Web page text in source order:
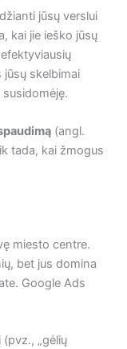
jūsų verslui
kai jie ieško jūsų
skelbimai
(angl.
tada, kai žmogus
miesto centre.
bet jus domina
Google Ads
„gėlių